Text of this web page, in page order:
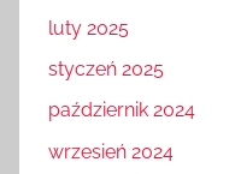
luty 2025
styczeń 2025
październik 2024
wrzesień 2024